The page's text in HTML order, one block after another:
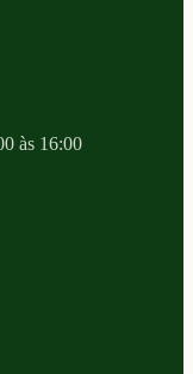
às 16:00